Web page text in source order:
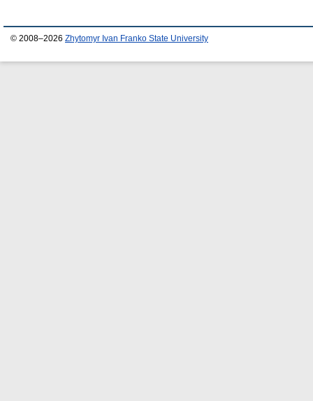
© 2008–2026 Zhytomyr Ivan Franko State University